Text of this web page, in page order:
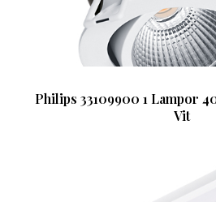
Philips 33109900 1 Lampor
Vit